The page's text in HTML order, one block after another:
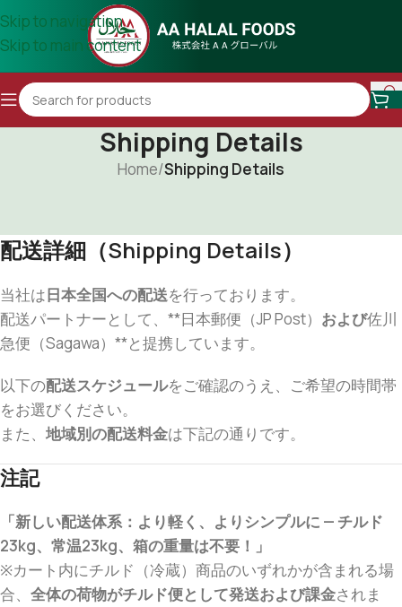
Skip to navigation
Skip to main content
Shipping Details
Home/Shipping Details
配送詳細（Shipping Details）
当社は日本全国への配送を行っております。
配送パートナーとして、**日本郵便（JP Post） および佐川
急便（Sagawa）**と提携しています。
以下の配送スケジュールをご確認のうえ、ご希望の時間帯
をお選びください。
また、 地域別の配送料金は下記の通りです。
注記
「新しい配送体系：より軽く、よりシンプルに — チルド
23kg、常温23kg、箱の重量は不要！」
※カート内にチルド（冷蔵）商品のいずれかが含まれる場
合、 全体の荷物がチルド便として発送および課金されま